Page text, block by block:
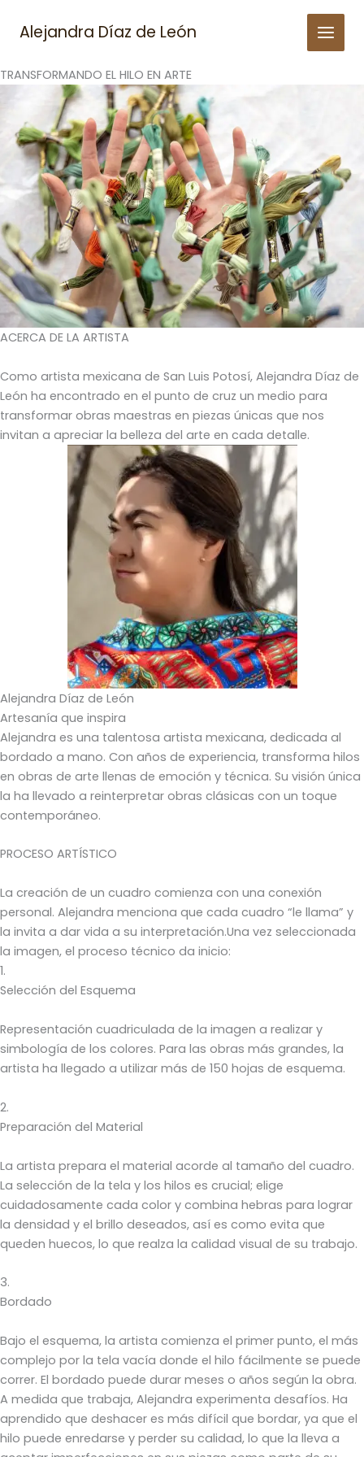
Alejandra Díaz de León
TRANSFORMANDO EL HILO EN ARTE
ACERCA DE LA ARTISTA
Como artista mexicana de San Luis Potosí, Alejandra Díaz de
León ha encontrado en el punto de cruz un medio para
transformar obras maestras en piezas únicas que nos
invitan a apreciar la belleza del arte en cada detalle.
Alejandra Díaz de León
Artesanía que inspira
Alejandra es una talentosa artista mexicana, dedicada al
bordado a mano. Con años de experiencia, transforma hilos
en obras de arte llenas de emoción y técnica. Su visión única
la ha llevado a reinterpretar obras clásicas con un toque
contemporáneo.
PROCESO ARTÍSTICO
La creación de un cuadro comienza con una conexión
personal. Alejandra menciona que cada cuadro “le llama” y
la invita a dar vida a su interpretación.Una vez seleccionada
la imagen, el proceso técnico da inicio:
1.
Selección del Esquema
Representación cuadriculada de la imagen a realizar y
simbología de los colores. Para las obras más grandes, la
artista ha llegado a utilizar más de 150 hojas de esquema.
2.
Preparación del Material
La artista prepara el material acorde al tamaño del cuadro.
La selección de la tela y los hilos es crucial; elige
cuidadosamente cada color y combina hebras para lograr
la densidad y el brillo deseados, así es como evita que
queden huecos, lo que realza la calidad visual de su trabajo.
3.
Bordado
Bajo el esquema, la artista comienza el primer punto, el más
complejo por la tela vacía donde el hilo fácilmente se puede
correr. El bordado puede durar meses o años según la obra.
A medida que trabaja, Alejandra experimenta desafíos. Ha
aprendido que deshacer es más difícil que bordar, ya que el
hilo puede enredarse y perder su calidad, lo que la lleva a